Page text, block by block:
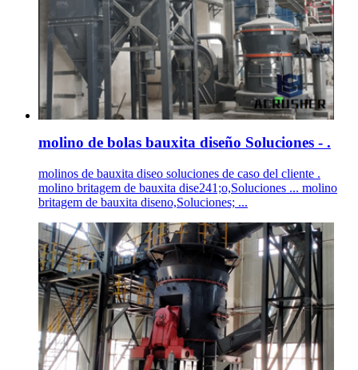
molino de bolas bauxita diseño Soluciones - .
molinos de bauxita diseo soluciones de caso del cliente .
molino britagem de bauxita dise241;o,Soluciones ... molino
britagem de bauxita diseno,Soluciones; ...